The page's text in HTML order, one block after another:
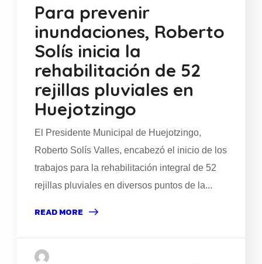
Para prevenir
inundaciones, Roberto
Solís inicia la
rehabilitación de 52
rejillas pluviales en
Huejotzingo
El Presidente Municipal de Huejotzingo,
Roberto Solís Valles, encabezó el inicio de los
trabajos para la rehabilitación integral de 52
rejillas pluviales en diversos puntos de la...
READ MORE